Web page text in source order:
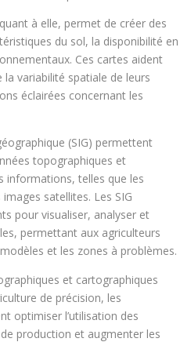
à elle, permet de créer des
du sol, la disponibilité en
Ces cartes aident
variabilité spatiale de leurs
éclairées concernant les
(SIG) permettent
topographiques et
informations, telles que les
satellites. Les SIG
pour visualiser, analyser et
permettant aux agriculteurs
et les zones à problèmes.
et cartographiques
de précision, les
optimiser l’utilisation des
production et augmenter les